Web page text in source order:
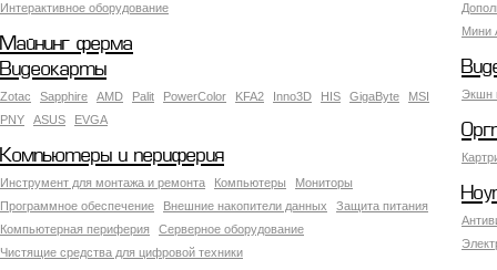
Мини
Интерактивное оборудование
Майнинг ферма
Экшн
Видеокарты
Zotac Sapphire AMD Palit PowerColor KFA2 Inno3D HIS GigaByte
MSI
PNY
ASUS EVGA
Компьютеры и периферия
Инструмент для монтажа и ремонта Компьютеры
Мониторы
Программное обеспечение
Внешние накопители данных
Защита питания
Компьютерная периферия
Серверное оборудование
Чистящие средства для цифровой техники